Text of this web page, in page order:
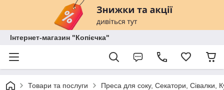
Інтернет-магазин "Копієчка"
Товари та послуги Преса для соку, Секатори, Сівалки,